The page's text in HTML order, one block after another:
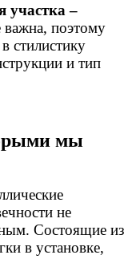
участка –
важна, поэтому
стилистику
и тип
мы
не
Состоящие из
в установке,